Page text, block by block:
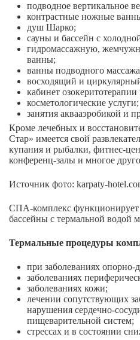
подводное вертикальное
контрастные ножные
душ Шарко;
сауны и бассейн с
гидромассажную,
ванны;
ванны подводного
восходящий и
кабинет
косметологические услуги;
занятия аквааэробикой и
Кроме лечебных и
Стар» имеется свой
купания и рыбалки, фитнес-
конференц-залы и многое
Источник фото: karpaty-
СПА-комплекс функционирует
бассейны с термальной водой
Термальные процедуры
при заболеваниях опорно-
заболеваниях
заболеваниях кожи;
лечении сопутствующих
нарушения сердечно-
пищеварительной систем;
стрессах и в состоянии